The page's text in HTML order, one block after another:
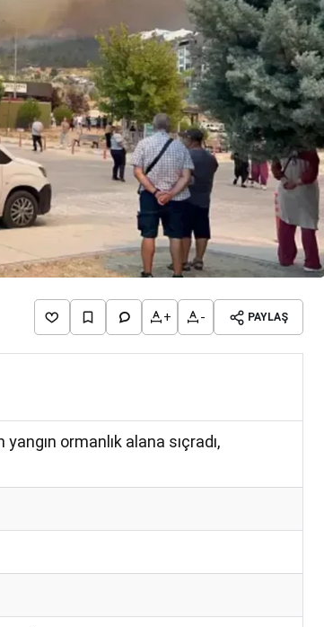
+ - PAYLAŞ
ormanlık alana sıçradı,